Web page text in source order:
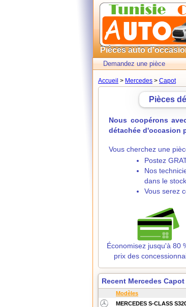
Pièces auto
Demandez une pièce
Accueil > Mercedes > Capot
Pièces
Nous coopérons
détachée d'occasion
Vous cherchez une
Postez
Nos
dans le stock.
Vous serez
Économisez jusqu'à 80
prix des
Recent Mercedes
Modèles
MERCEDES S-CLASS